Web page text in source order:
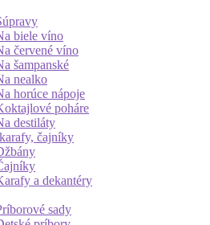
biele víno
červené víno
šampanské
nealko
horúce nápoje
poháre
destiláty
čajníky
a dekantéry
sady